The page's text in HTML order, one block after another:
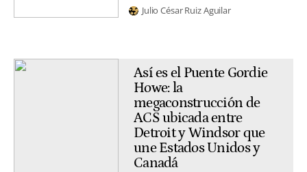
Julio César Ruiz Aguilar
Así es el Puente Gordie
Howe: la
megaconstrucción de
ACS ubicada entre
Detroit y Windsor que
une Estados Unidos y
Canadá